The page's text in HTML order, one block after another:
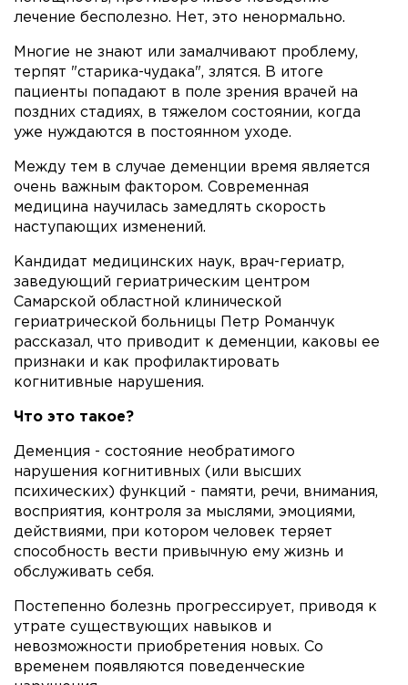
лечение бесполезно. Нет, это ненормально.
Многие не знают или замалчивают проблему,
терпят "старика-чудака", злятся. В итоге
пациенты попадают в поле зрения врачей на
поздних стадиях, в тяжелом состоянии, когда
уже нуждаются в постоянном уходе.
Между тем в случае деменции время является
очень важным фактором. Современная
медицина научилась замедлять скорость
наступающих изменений.
Кандидат медицинских наук, врач-гериатр,
заведующий гериатрическим центром
Самарской областной клинической
гериатрической больницы Петр Романчук
рассказал, что приводит к деменции, каковы ее
признаки и как профилактировать
когнитивные нарушения.
Что это такое?
Деменция - состояние необратимого
нарушения когнитивных (или высших
психических) функций - памяти, речи, внимания,
восприятия, контроля за мыслями, эмоциями,
действиями, при котором человек теряет
способность вести привычную ему жизнь и
обслуживать себя.
Постепенно болезнь прогрессирует, приводя к
утрате существующих навыков и
невозможности приобретения новых. Со
временем появляются поведенческие